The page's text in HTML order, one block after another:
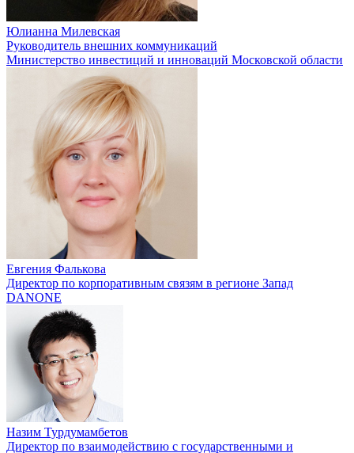
Юлианна Милевская
Руководитель внешних коммуникаций
Министерство инвестиций и инноваций Московской области
Евгения Фалькова
Директор по корпоративным связям в регионе Запад
DANONE
Назим Турдумамбетов
Директор по взаимодействию с государственными и